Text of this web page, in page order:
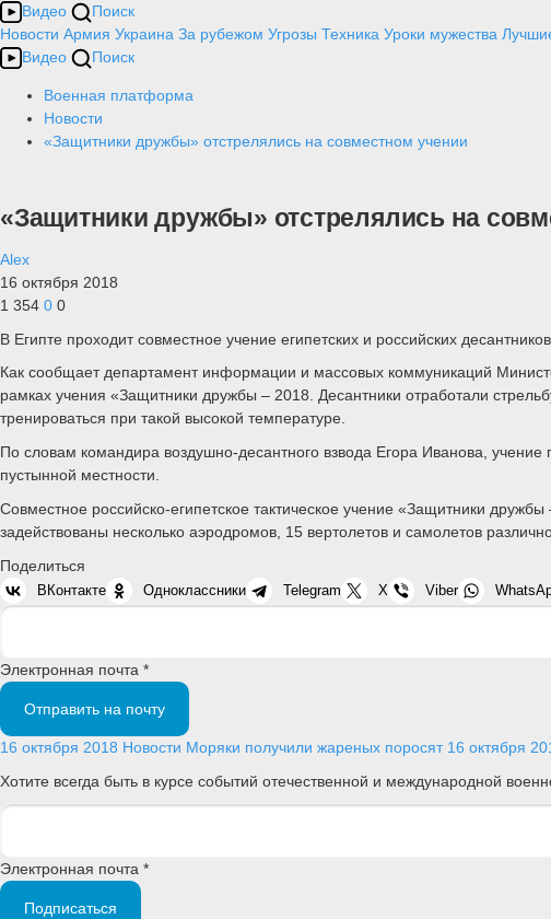
Видео
Поиск
Новости Армия Украина За рубежом Угрозы Техника Уроки мужества
Видео
Поиск
Военная платформа
Новости
«Защитники дружбы» отстрелялись на совместном учении
«Защитники дружбы» отстрелялись на
Alex
16 октября 2018
1 354 0 0
В Египте проходит совместное учение египетских и российских десантников.
Как сообщает департамент информации и массовых коммуникаций
рамках учения «Защитники дружбы – 2018. Десантники отработали
тренироваться при такой высокой температуре.
По словам командира воздушно-десантного взвода Егора Иванова,
пустынной местности.
Совместное российско-египетское тактическое учение «Защитники
задействованы несколько аэродромов, 15 вертолетов и самолетов
Поделиться
ВКонтакте Одноклассники Telegram X Viber
Электронная почта *
Отправить на почту
16 октября 2018 Новости Моряки получили жареных поросят 16 октября
Хотите всегда быть в курсе событий отечественной и международной
Электронная почта *
Подписаться